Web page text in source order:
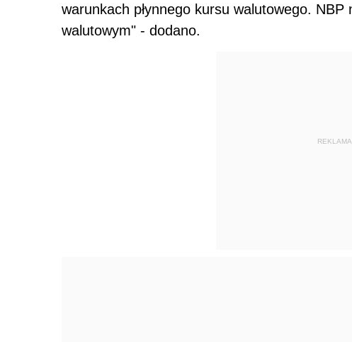
warunkach płynnego kursu walutowego.
walutowym" - dodano.
REKLAMA